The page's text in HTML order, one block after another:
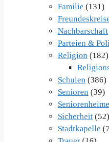
Familie (131)
Nachbarschaft
Parteien &
Religion (182)
Schulen (386)
Senioren (39)
Seniorenheime
Sicherheit (52)
Stadtkapelle